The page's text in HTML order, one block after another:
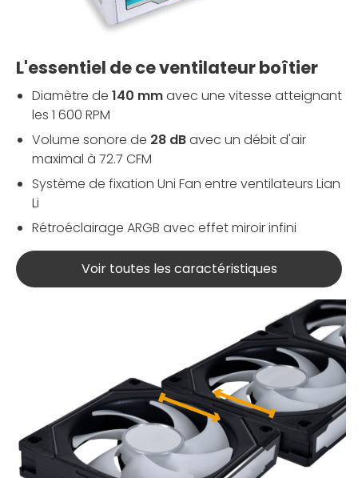
L'essentiel de ce ventilateur boîtier
Diamètre de 140 mmavec une vitesse atteignant
les 1 600 RPM
Volume sonore de 28 dBavec un débit d'air
maximal à 72.7 CFM
Système de fixation Uni Fan entre ventilateurs Lian
Li
Rétroéclairage ARGB avec effet miroir infini
Voir toutes les caractéristiques